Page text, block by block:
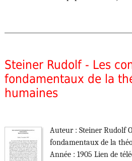
Steiner Rudolf - Les
fondamentaux de la
humaines
Auteur : Steiner Rudolf
fondamentaux de la
Année : 1905 Lien de